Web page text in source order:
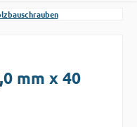
mm x 40